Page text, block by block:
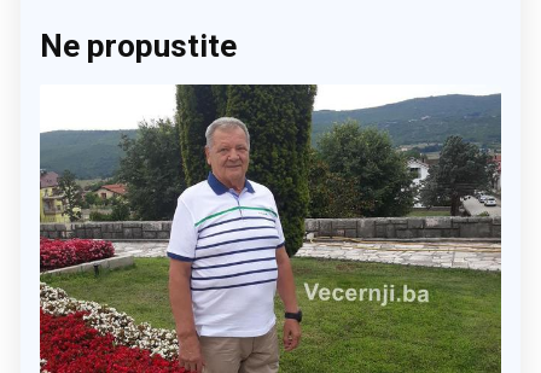
Ne propustite